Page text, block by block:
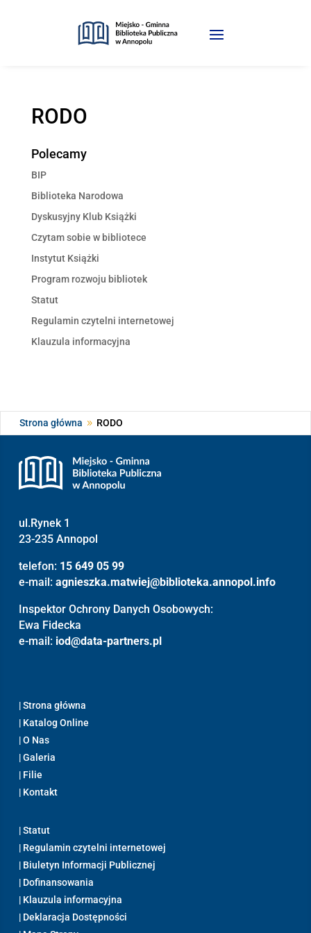
RODO
Polecamy
BIP
Biblioteka Narodowa
Dyskusyjny Klub Książki
Czytam sobie w bibliotece
Instytut Książki
Program rozwoju bibliotek
Statut
Regulamin czytelni internetowej
Klauzula informacyjna
Strona główna 9 RODO
ul.Rynek 1
23-235 Annopol
telefon: 15 649 05 99
e-mail: agnieszka.matwiej@biblioteka.annopol.info
Inspektor Ochrony Danych Osobowych:
Ewa Fidecka
e-mail: iod@data-partners.pl
| Strona główna
| Katalog Online
| O Nas
| Galeria
| Filie
| Kontakt
| Statut
| Regulamin czytelni internetowej
| Biuletyn Informacji Publicznej
| Dofinansowania
| Klauzula informacyjna
| Deklaracja Dostępności